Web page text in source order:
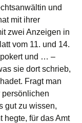
und
mit ihrer
zwei Anzeigen in
vom 11. und 14.
und … –
sie dort schrieb,
Fragt man
persönlichen
gut zu wissen,
hegte, für das Amt